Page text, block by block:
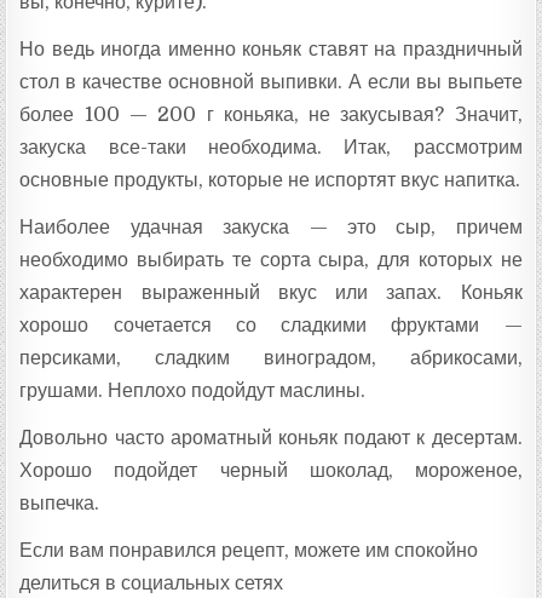
Но ведь иногда именно коньяк ставят на праздничный
стол в качестве основной выпивки. А если вы выпьете
более 100 — 200 г коньяка, не закусывая? Значит,
закуска все-таки необходима. Итак, рассмотрим
основные продукты, которые не испортят вкус напитка.
Наиболее удачная закуска — это сыр, причем
необходимо выбирать те сорта сыра, для которых не
характерен выраженный вкус или запах. Коньяк
хорошо сочетается со сладкими фруктами —
персиками, сладким виноградом, абрикосами,
грушами. Неплохо подойдут маслины.
Довольно часто ароматный коньяк подают к десертам.
Хорошо подойдет черный шоколад, мороженое,
выпечка.
Если вам понравился рецепт, можете им спокойно
делиться в социальных сетях